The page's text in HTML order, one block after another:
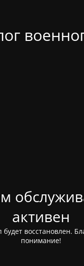
активен
будет восстановлен.
понимание!